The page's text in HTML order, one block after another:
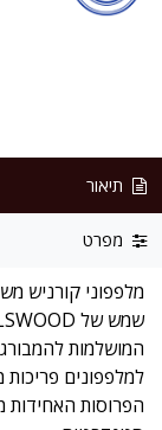
תיאור
מפרט
מלפפוני קורניש
למלפפונים
הפרוסות האחידות